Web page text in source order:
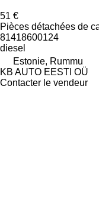
51 €
Pièces détachées de
81418600124
diesel
Estonie, Rummu
KB AUTO EESTI OÜ
Contacter le vendeur